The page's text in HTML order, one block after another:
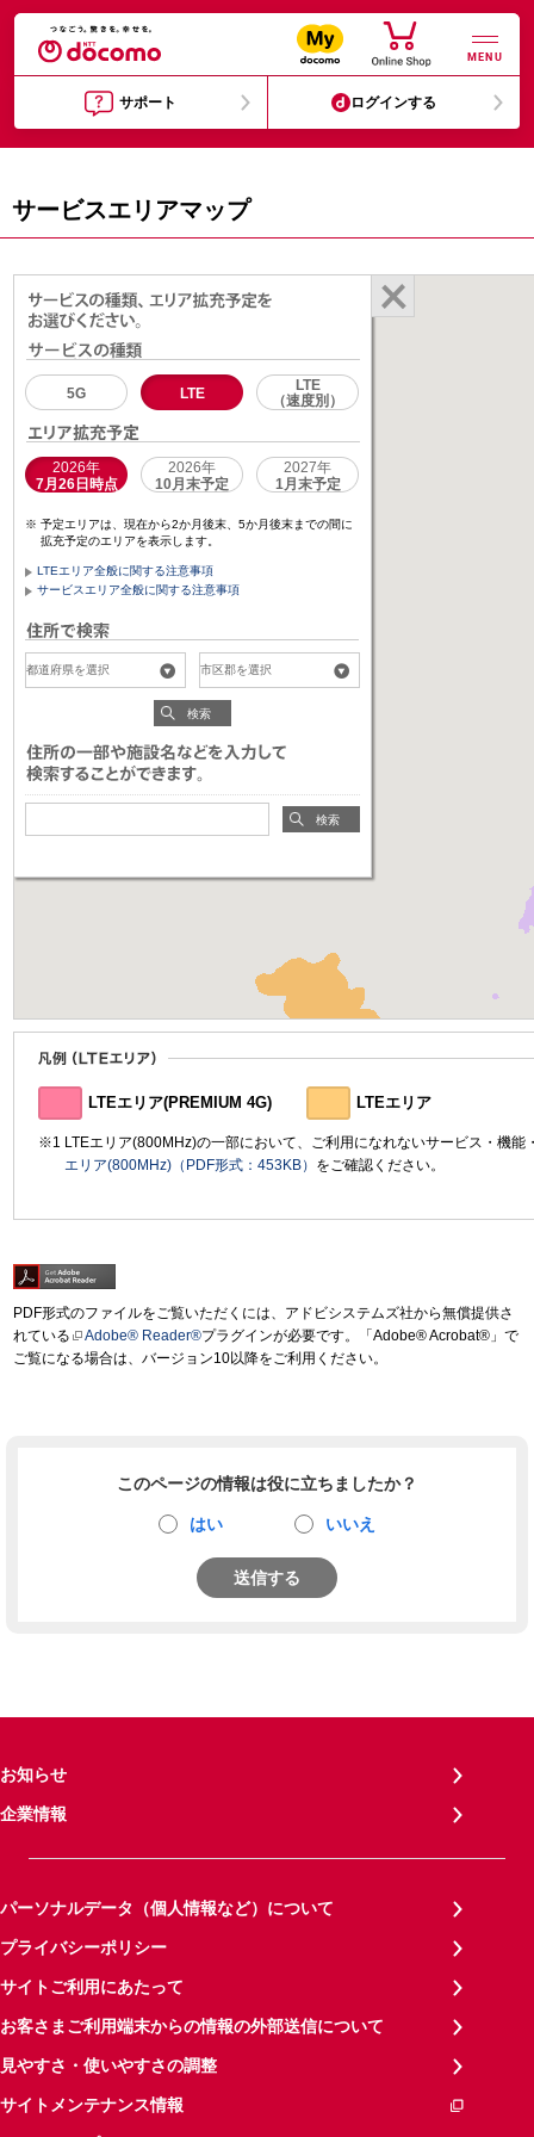
MENU
サポート ログインする
サービスエリアマップ
5G LTE
LTE
（速度別）
2026年
7月26日時点
2026年
10月末予定
2027年
1月末予定
予定エリアは、現在から2か月後末、5か月後末までの間に
拡充予定のエリアを表示します。
LTEエリア全般に関する注意事項
サービスエリア全般に関する注意事項
検索
検索
LTEエリア(PREMIUM 4G) LTEエリア
LTEエリア(800MHz)の一部において、ご利用になれないサービス・機能
エリア(800MHz)（PDF形式：453KB） をご確認ください。
PDF形式のファイルをご覧いただくには、アドビシステムズ社から無償提供さ
れている
Adobe® Reader®プラグインが必要です。「Adobe® Acrobat®」で
ご覧になる場合は、バージョン10以降をご利用ください。
このページの情報は役に立ちましたか？
はい いいえ
送信する
お知らせ
企業情報
パーソナルデータ（個人情報など）について
プライバシーポリシー
サイトご利用にあたって
お客さまご利用端末からの情報の外部送信について
見やすさ・使いやすさの調整
サイトメンテナンス情報